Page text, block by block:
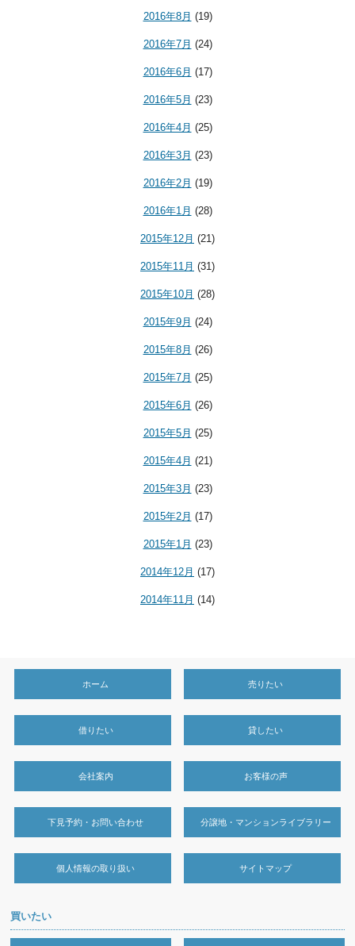
2016年8月 (19)
2016年7月 (24)
2016年6月 (17)
2016年5月 (23)
2016年4月 (25)
2016年3月 (23)
2016年2月 (19)
2016年1月 (28)
2015年12月 (21)
2015年11月 (31)
2015年10月 (28)
2015年9月 (24)
2015年8月 (26)
2015年7月 (25)
2015年6月 (26)
2015年5月 (25)
2015年4月 (21)
2015年3月 (23)
2015年2月 (17)
2015年1月 (23)
2014年12月 (17)
2014年11月 (14)
ホーム 売りたい
借りたい 貸したい
会社案内 お客様の声
下見予約・お問い合わせ 分譲地・マンションライブラリー
個人情報の取り扱い サイトマップ
買いたい